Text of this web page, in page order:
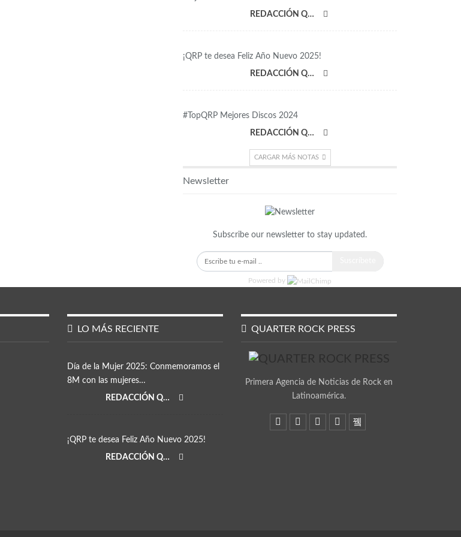
REDACCIÓN QRP
¡QRP te desea Feliz Año Nuevo 2025!
REDACCIÓN QRP
#TopQRP Mejores Discos 2024
REDACCIÓN QRP
CARGAR MÁS NOTAS
Newsletter
Subscribe our newsletter to stay updated.
Powered by
LO MÁS RECIENTE
Día de la Mujer 2025: Conmemoramos el
8M con las mujeres…
REDACCIÓN QRP
¡QRP te desea Feliz Año Nuevo 2025!
REDACCIÓN QRP
QUARTER ROCK PRESS
Primera Agencia de Noticias de Rock en
Latinoamérica.